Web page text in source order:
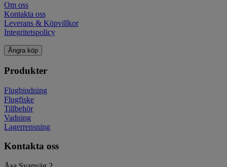
Om oss
Kontakta oss
Leverans & Köpvillkor
Integritetspolicy
Ångra köp
Produkter
Flugbindning
Flugfiske
Tillbehör
Vadning
Lagerrensning
Kontakta oss